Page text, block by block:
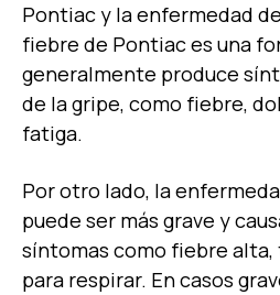
Pontiac y la enfermedad
fiebre de Pontiac es una
generalmente produce
de la gripe, como fiebre,
fatiga.
Por otro lado, la
puede ser más grave y
síntomas como fiebre
para respirar. En casos